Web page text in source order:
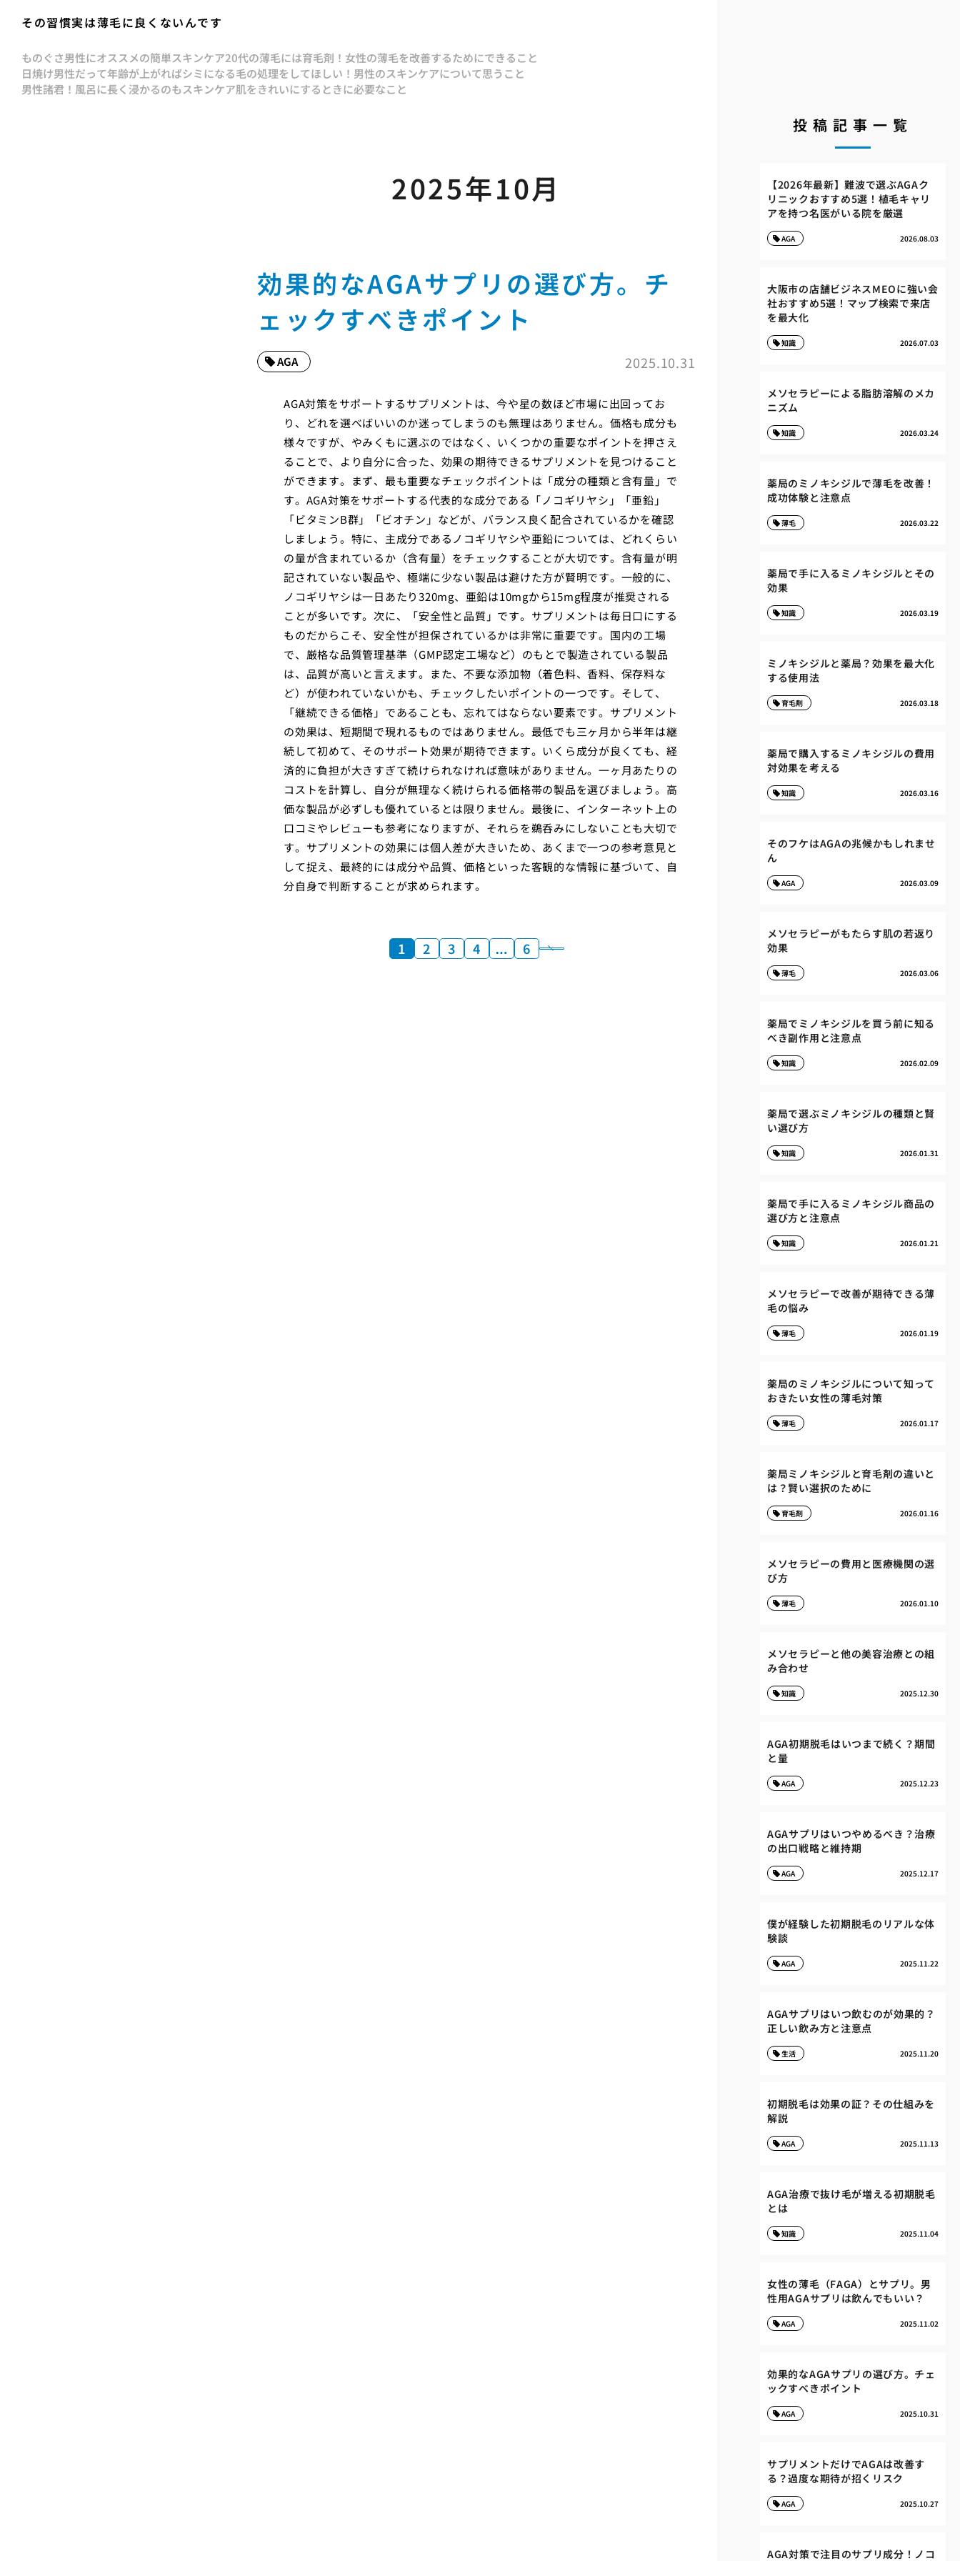
その習慣実は薄毛に良くないんです
ものぐさ男性にオススメの簡単スキンケア20代の薄毛には育毛剤！ 女性の薄毛を改善するためにできること
日焼け男性だって年齢が上がればシミになる毛の処理をしてほしい！ 男性のスキンケアについて思うこと
男性諸君！風呂に長く浸かるのもスキンケア肌をきれいにするときに必要なこと
2025年10月
効果的なAGAサプリの選び方。チ
ェックすべきポイント
2025.10.31
AGA
AGA対策をサポートするサプリメントは、今や星の数ほど市場に出回ってお
り、どれを選べばいいのか迷ってしまうのも無理はありません。価格も成分も
様々ですが、やみくもに選ぶのではなく、いくつかの重要なポイントを押さえ
ることで、より自分に合った、効果の期待できるサプリメントを見つけること
ができます。まず、最も重要なチェックポイントは「成分の種類と含有量」で
す。AGA対策をサポートする代表的な成分である「ノコギリヤシ」「亜鉛」
「ビタミンB群」「ビオチン」などが、バランス良く配合されているかを確認
しましょう。特に、主成分であるノコギリヤシや亜鉛については、どれくらい
の量が含まれているか（含有量）をチェックすることが大切です。含有量が明
記されていない製品や、極端に少ない製品は避けた方が賢明です。一般的に、
ノコギリヤシは一日あたり320mg、亜鉛は10mgから15mg程度が推奨される
ことが多いです。次に、「安全性と品質」です。サプリメントは毎日口にする
ものだからこそ、安全性が担保されているかは非常に重要です。国内の工場
で、厳格な品質管理基準（GMP認定工場など）のもとで製造されている製品
は、品質が高いと言えます。また、不要な添加物（着色料、香料、保存料な
ど）が使われていないかも、チェックしたいポイントの一つです。そして、
「継続できる価格」であることも、忘れてはならない要素です。サプリメント
の効果は、短期間で現れるものではありません。最低でも三ヶ月から半年は継
続して初めて、そのサポート効果が期待できます。いくら成分が良くても、経
済的に負担が大きすぎて続けられなければ意味がありません。一ヶ月あたりの
コストを計算し、自分が無理なく続けられる価格帯の製品を選びましょう。高
価な製品が必ずしも優れているとは限りません。最後に、インターネット上の
口コミやレビューも参考になりますが、それらを鵜呑みにしないことも大切で
す。サプリメントの効果には個人差が大きいため、あくまで一つの参考意見と
して捉え、最終的には成分や品質、価格といった客観的な情報に基づいて、自
分自身で判断することが求められます。
1 2 3 4 … 6
投稿記事一覧
【2026年最新】難波で選ぶAGAク
リニックおすすめ5選！植毛キャリ
アを持つ名医がいる院を厳選
2026.08.03
AGA
大阪市の店舗ビジネスMEOに強い会
社おすすめ5選！マップ検索で来店
を最大化
2026.07.03
知識
メソセラピーによる脂肪溶解のメカ
ニズム
2026.03.24
知識
薬局のミノキシジルで薄毛を改善！
成功体験と注意点
2026.03.22
薄毛
薬局で手に入るミノキシジルとその
効果
2026.03.19
知識
ミノキシジルと薬局？効果を最大化
する使用法
2026.03.18
育毛剤
薬局で購入するミノキシジルの費用
対効果を考える
2026.03.16
知識
そのフケはAGAの兆候かもしれませ
ん
2026.03.09
AGA
メソセラピーがもたらす肌の若返り
効果
2026.03.06
薄毛
薬局でミノキシジルを買う前に知る
べき副作用と注意点
2026.02.09
知識
薬局で選ぶミノキシジルの種類と賢
い選び方
2026.01.31
知識
薬局で手に入るミノキシジル商品の
選び方と注意点
2026.01.21
知識
メソセラピーで改善が期待できる薄
毛の悩み
2026.01.19
薄毛
薬局のミノキシジルについて知って
おきたい女性の薄毛対策
2026.01.17
薄毛
薬局ミノキシジルと育毛剤の違いと
は？賢い選択のために
2026.01.16
育毛剤
メソセラピーの費用と医療機関の選
び方
2026.01.10
薄毛
メソセラピーと他の美容治療との組
み合わせ
2025.12.30
知識
AGA初期脱毛はいつまで続く？期間
と量
2025.12.23
AGA
AGAサプリはいつやめるべき？治療
の出口戦略と維持期
2025.12.17
AGA
僕が経験した初期脱毛のリアルな体
験談
2025.11.22
AGA
AGAサプリはいつ飲むのが効果的？
正しい飲み方と注意点
2025.11.20
生活
初期脱毛は効果の証？その仕組みを
解説
2025.11.13
AGA
AGA治療で抜け毛が増える初期脱毛
とは
2025.11.04
知識
女性の薄毛（FAGA）とサプリ。男
性用AGAサプリは飲んでもいい？
2025.11.02
AGA
効果的なAGAサプリの選び方。チェ
ックすべきポイント
2025.10.31
AGA
サプリメントだけでAGAは改善す
る？過度な期待が招くリスク
2025.10.27
AGA
AGA対策で注目のサプリ成分！ノコ